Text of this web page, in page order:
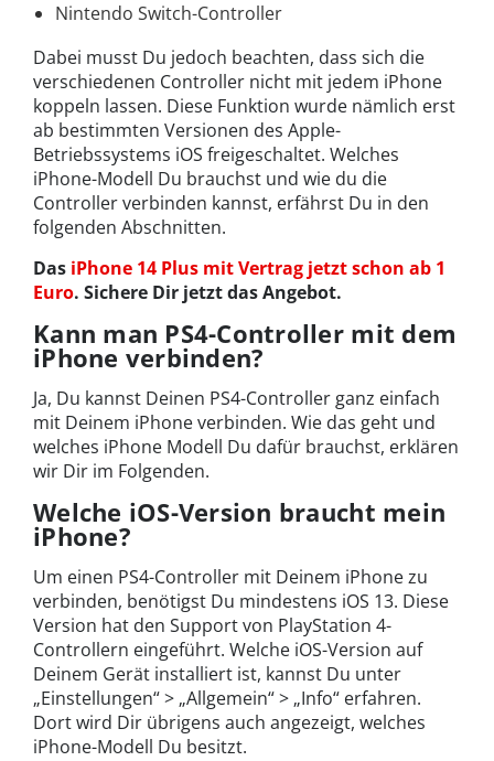
Nintendo Switch-Controller
Dabei musst Du jedoch beachten, dass sich die
verschiedenen Controller nicht mit jedem iPhone
koppeln lassen. Diese Funktion wurde nämlich erst
ab bestimmten Versionen des Apple-
Betriebssystems iOS freigeschaltet. Welches
iPhone-Modell Du brauchst und wie du die
Controller verbinden kannst, erfährst Du in den
folgenden Abschnitten.
Das iPhone 14 Plus mit Vertrag jetzt schon ab 1
Euro. Sichere Dir jetzt das Angebot.
Kann man PS4-Controller mit dem
iPhone verbinden?
Ja, Du kannst Deinen PS4-Controller ganz einfach
mit Deinem iPhone verbinden. Wie das geht und
welches iPhone Modell Du dafür brauchst, erklären
wir Dir im Folgenden.
Welche iOS-Version braucht mein
iPhone?
Um einen PS4-Controller mit Deinem iPhone zu
verbinden, benötigst Du mindestens iOS 13. Diese
Version hat den Support von PlayStation 4-
Controllern eingeführt. Welche iOS-Version auf
Deinem Gerät installiert ist, kannst Du unter
„Einstellungen“ > „Allgemein“ > „Info“ erfahren.
Dort wird Dir übrigens auch angezeigt, welches
iPhone-Modell Du besitzt.